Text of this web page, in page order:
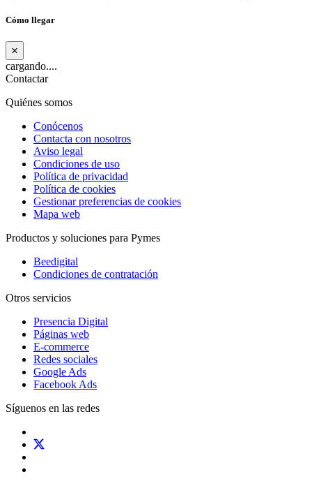
Cómo llegar
×
cargando....
Contactar
Quiénes somos
Conócenos
Contacta con nosotros
Aviso legal
Condiciones de uso
Política de privacidad
Política de cookies
Gestionar preferencias de cookies
Mapa web
Productos y soluciones para Pymes
Beedigital
Condiciones de contratación
Otros servicios
Presencia Digital
Páginas web
E-commerce
Redes sociales
Google Ads
Facebook Ads
Síguenos en las redes